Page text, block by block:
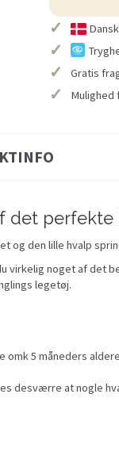
✓
✓
✓ Gratis
✓ Mulighed
det
og den lille hvalp
virkelig noget af det
legetøj.
omk 5 måneders
desværre at nogle